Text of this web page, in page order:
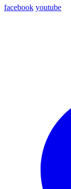
facebook youtube